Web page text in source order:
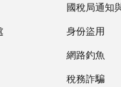
國稅局通知
身份盜用
網路釣魚
稅務詐騙